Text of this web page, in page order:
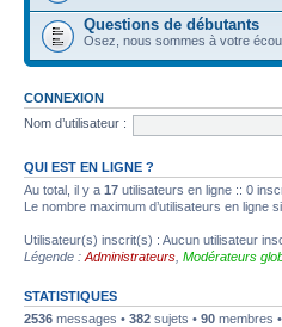
Questions de débutants
Osez, nous sommes à votre
CONNEXION
Nom d’utilisateur :
QUI EST EN LIGNE ?
Au total, il y a 17 utilisateurs en ligne :: 0
Le nombre maximum d’utilisateurs en ligne
Utilisateur(s) inscrit(s) : Aucun utilisateur
Légende : Administrateurs Modérateurs
STATISTIQUES
2536 messages • 382 sujets • 90 membres